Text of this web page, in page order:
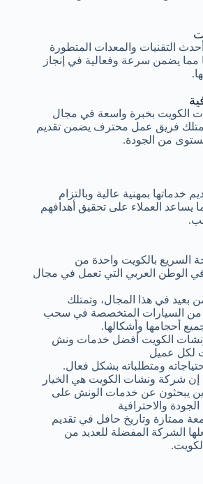
الكويت بخبرة واسعة في مجال
فريق عمل محترف يضمن تقديم
من الجودة.
التقنيات والمعدات المتطورة
مما يضمن سرعة وفعالية في إنجاز
خدماتها بمهنية عالية وبالتزام
يساعد العملاء على تحقيق أهدافهم
السريع بالكويت واحدة من
في الوطن العربي التي تعمل في مجال
في هذا المجال، وتمتلك
من السيارات المتخصصة في سحب
أحجامها وأشكالها.
الكويت أفضل خدمات ونش
لكل عميل
ومتطلباته بشكل فعال.
إن شركة ونشات الكويت هي الخيار
يبحثون عن خدمات الونش على
والاحترافية
ممتازة وتاريخ حافل في تقديم
الشركة المفضلة للعديد من